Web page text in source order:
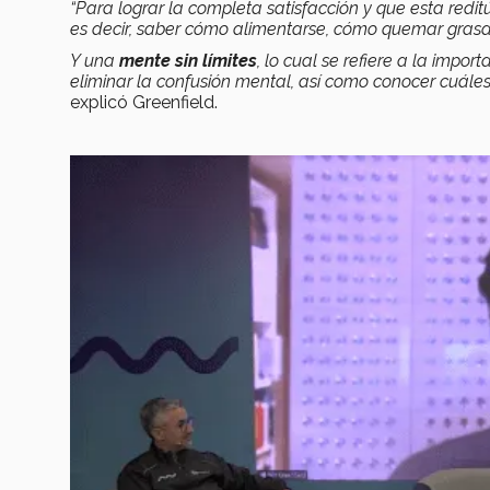
“Para lograr la completa satisfacción y que esta
es decir, saber cómo alimentarse, cómo quemar
Y una mente sin límites, lo cual se refiere a la
eliminar la confusión mental, así como conocer
explicó Greenfield.